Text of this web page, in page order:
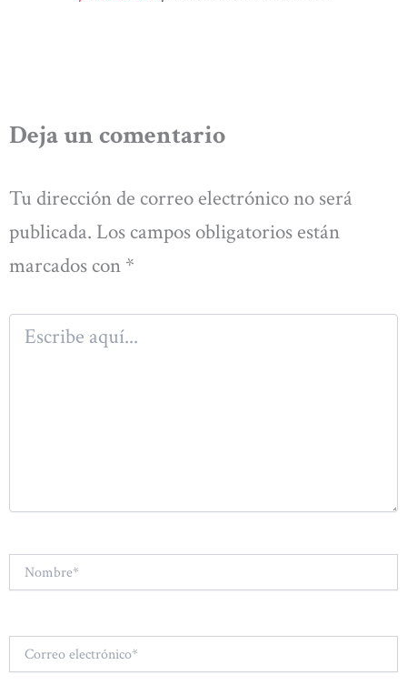
Deja un comentario
Tu dirección de correo electrónico no será
publicada. Los campos obligatorios están
marcados con *
Escribe
aquí...
electrónico*